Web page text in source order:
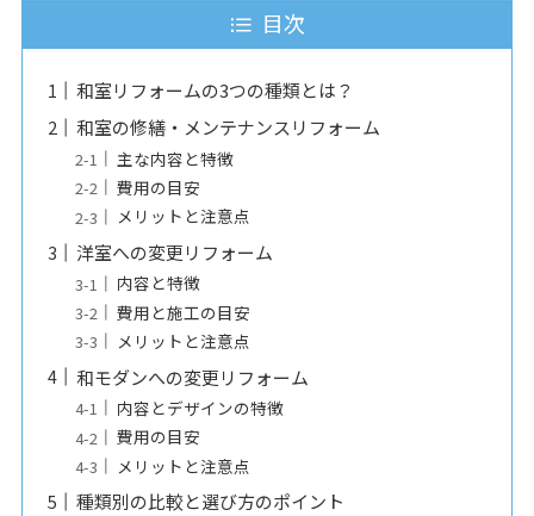
目次
和室リフォームの3つの種類とは？
和室の修繕・メンテナンスリフォーム
主な内容と特徴
費用の目安
メリットと注意点
洋室への変更リフォーム
内容と特徴
費用と施工の目安
メリットと注意点
和モダンへの変更リフォーム
内容とデザインの特徴
費用の目安
メリットと注意点
種類別の比較と選び方のポイント